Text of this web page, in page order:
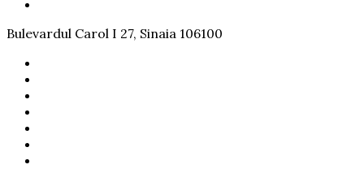
Bulevardul Carol I 27, Sinaia 106100